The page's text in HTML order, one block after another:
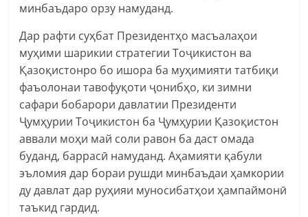
минбаъдаро орзу намуданд.
Дар рафти суҳбат Президентҳо масъалаҳои
муҳими шарикии стратегии Тоҷикистон ва
Қазоқистонро бо ишора ба муҳимияти татбиқи
фаъолонаи тавофуқоти ҷонибҳо, ки зимни
сафари бобарори давлатии Президенти
Ҷумҳурии Тоҷикистон ба Ҷумҳурии Қазоқистон
аввали моҳи май соли равон ба даст омада
буданд, баррасӣ намуданд. Аҳамияти қабули
эъломия дар бораи рушди минбаъдаи ҳамкории
ду давлат дар руҳияи муносибатҳои ҳампаймонӣ
таъкид гардид.